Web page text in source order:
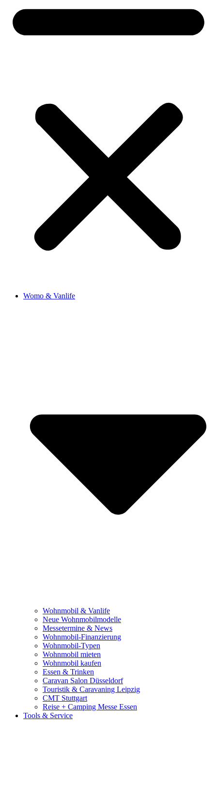
Womo & Vanlife
Wohnmobil & Vanlife
Neue Wohnmobilmodelle
Messetermine & News
Wohnmobil-Finanzierung
Wohnmobil-Typen
Wohnmobil mieten
Wohnmobil kaufen
Essen & Trinken
Caravan Salon Düsseldorf
Touristik & Caravaning Leipzig
CMT Stuttgart
Reise + Camping Messe Essen
Tools & Service